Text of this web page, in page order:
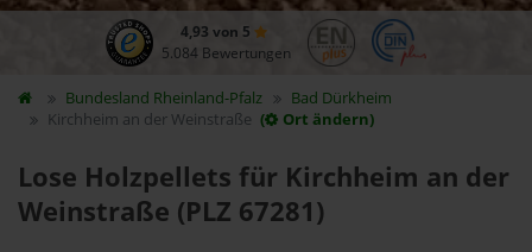
4,93 von 5
5.084 Bewertungen
Bundesland Rheinland-Pfalz
Bad Dürkheim
Kirchheim an der Weinstraße ( Ort ändern)
Lose Holzpellets für Kirchheim an der
Weinstraße (PLZ 67281)